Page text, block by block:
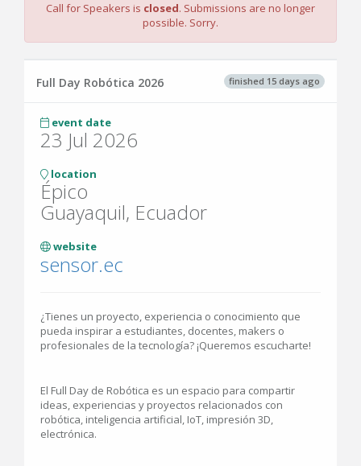
Call for Speakers is closed. Submissions are no longer
possible. Sorry.
finished 15 days ago
Full Day Robótica 2026
event date
23 Jul 2026
location
Épico
Guayaquil, Ecuador
website
sensor.ec
¿Tienes un proyecto, experiencia o conocimiento que
pueda inspirar a estudiantes, docentes, makers o
profesionales de la tecnología? ¡Queremos escucharte!
El Full Day de Robótica es un espacio para compartir
ideas, experiencias y proyectos relacionados con
robótica, inteligencia artificial, IoT, impresión 3D,
electrónica.